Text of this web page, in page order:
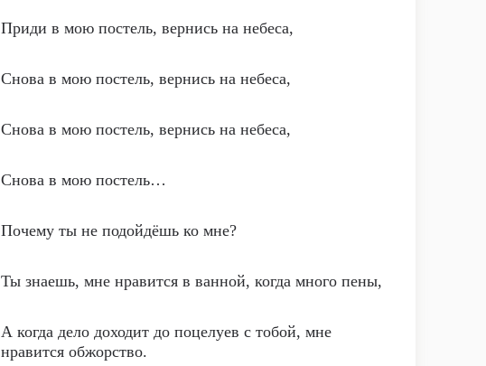
Приди в мою постель, вернись на небеса,
Снова в мою постель, вернись на небеса,
Снова в мою постель, вернись на небеса,
Снова в мою постель…
Почему ты не подойдёшь ко мне?
Ты знаешь, мне нравится в ванной, когда много пены,
А когда дело доходит до поцелуев с тобой, мне
нравится обжорство.